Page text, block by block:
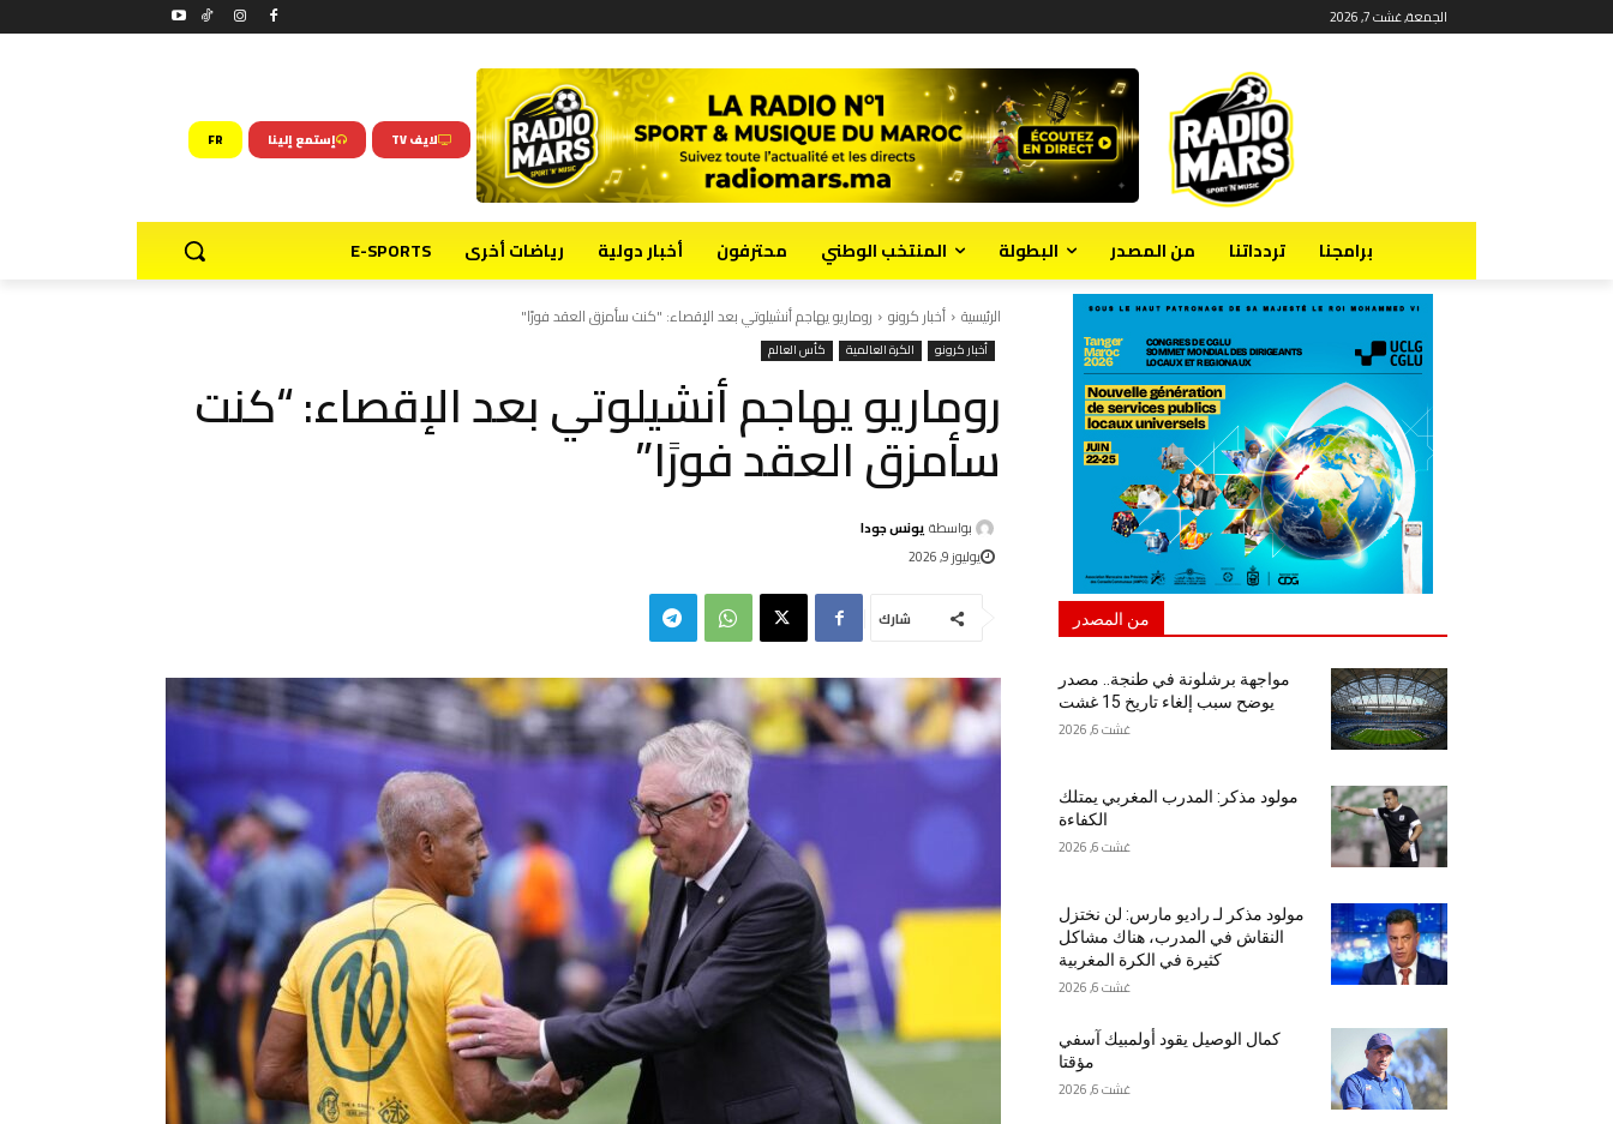
الجمعة, غشت 7, 2026
لايف TV إستمع إلينا FR
برامجنا تردداتنا من المصدر البطولة المنتخب الوطني محترفون أخبار دولية رياضات أخرى E-SPORTS
الرئيسية أخبار كرونو روماريو يهاجم أنشيلوتي بعد الإقصاء: "كنت سأمزق العقد فورًا"
أخبار كرونو الكرة العالمية كأس العالم
روماريو يهاجم أنشيلوتي بعد الإقصاء: “كنت
سأمزق العقد فورًا”
بواسطةيونس جودا
يوليوز 9, 2026
شارك من المصدر
مواجهة برشلونة في طنجة.. مصدر
يوضح سبب إلغاء تاريخ 15 غشت
غشت 6, 2026
مولود مذكر: المدرب المغربي يمتلك
الكفاءة
غشت 6, 2026
مولود مذكر لـ راديو مارس: لن نختزل
النقاش في المدرب، هناك مشاكل
كثيرة في الكرة المغربية
غشت 6, 2026
كمال الوصيل يقود أولمبيك آسفي
مؤقتا
غشت 6, 2026